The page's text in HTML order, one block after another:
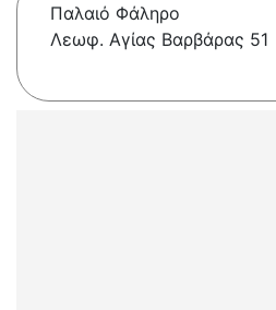
Παλαιό Φάληρο
Λεωφ. Αγίας Βαρβάρας 51